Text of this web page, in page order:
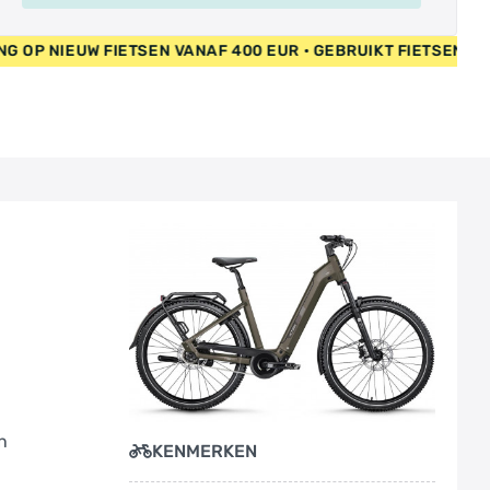
Motorvermogen: 250 W
Ondersteuning: tot 25 km/h
Reach: 420 mm
Type schakelsysteem: naafversnelling
Veerweg voorvork: 100 mm
Versnellingen: 5-speed
Voorbouw-lengte: 90.0 mm
Wielmaat: 27,5 "
Zitbuis: 480 mm
Accu: BOSCH "PowerTube 600" 600 Wh
Achterlicht: Büchel "Nano COB", integriert im
FIETSEN VANAF 400 EUR • GEBRUIKT FIETSEN 55 EUR •
KENMERKEN